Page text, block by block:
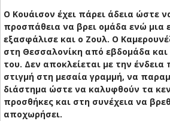
Ο Κουάισον έχει πάρει άδεια ώστε
προσπάθεια να βρει ομάδα ενώ μια
εξασφάλισε και ο Ζουλ. Ο
στη Θεσσαλονίκη από εβδομάδα και
του. Δεν αποκλείεται με την
στιγμή στη μεσαία γραμμή, να
διάστημα ώστε να καλυφθούν τα
προσθήκες και στη συνέχεια να
αποχωρήσει.